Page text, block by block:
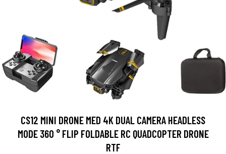
CS12 MINI DRONE MED 4K DUAL CAMERA HEADLESS
MODE 360 ° FLIP FOLDABLE RC QUADCOPTER DRONE
RTF